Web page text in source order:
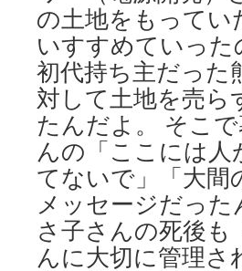
の土地をもって
いすすめていっ
初代持ち主だった
対して土地を売
たんだよ。 そこ
んの「ここには
てないで」「大
メッセージだっ
さ子さんの死後
んに大切に管理さ